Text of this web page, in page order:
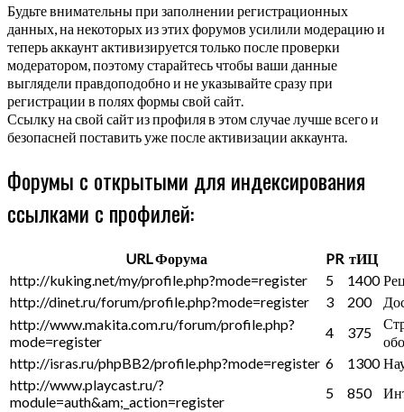
Будьте внимательны при заполнении регистрационных
данных, на некоторых из этих форумов усилили модерацию и
теперь аккаунт активизируется только после проверки
модератором, поэтому старайтесь чтобы ваши данные
выглядели правдоподобно и не указывайте сразу при
регистрации в полях формы свой сайт.
Ссылку на свой сайт из профиля в этом случае лучше всего и
безопасней поставить уже после активизации аккаунта.
Форумы с открытыми для индексирования
ссылками с профилей:
URL Форума PR тИЦ
http://kuking.net/my/profile.php?mode=register
5 1400
http://dinet.ru/forum/profile.php?mode=register
3 200
http://www.makita.com.ru/forum/profile.php?
mode=register
4 375
http://isras.ru/phpBB2/profile.php?mode=register 6 1300
http://www.playcast.ru/?
module=auth&am;_action=register
5 850